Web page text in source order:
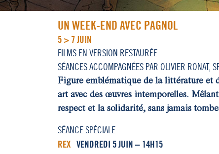
UN WEEK-END AVEC PAGNOL
5 > 7 JUIN
FILMS EN VERSION RESTAURÉE
SÉANCES ACCOMPAGNÉES PAR OLIVIER RONAT,
Figure emblématique de la littérature et
art avec des œuvres intemporelles.
respect et la solidarité, sans jamais
SÉANCE SPÉCIALE
REX VENDREDI 5 JUIN – 14H15